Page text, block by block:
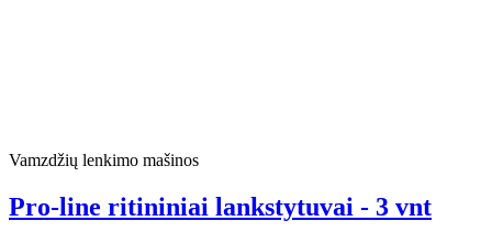
Vamzdžių lenkimo mašinos
Pro-line ritininiai lankstytuvai - 3 vnt